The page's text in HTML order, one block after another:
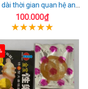
dài thời gian quan hệ an
toàn
100.000₫